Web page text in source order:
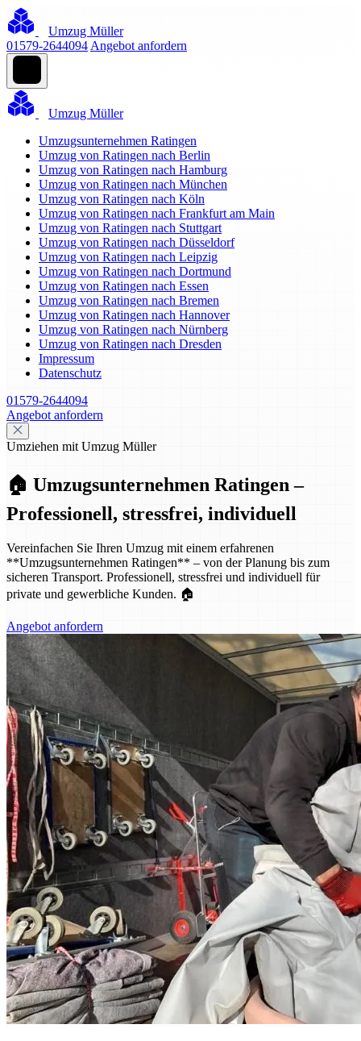
Umzug Müller
01579-2644094 Angebot anfordern
Umzug Müller
Umzugsunternehmen Ratingen
Umzug von Ratingen nach Berlin
Umzug von Ratingen nach Hamburg
Umzug von Ratingen nach München
Umzug von Ratingen nach Köln
Umzug von Ratingen nach Frankfurt am Main
Umzug von Ratingen nach Stuttgart
Umzug von Ratingen nach Düsseldorf
Umzug von Ratingen nach Leipzig
Umzug von Ratingen nach Dortmund
Umzug von Ratingen nach Essen
Umzug von Ratingen nach Bremen
Umzug von Ratingen nach Hannover
Umzug von Ratingen nach Nürnberg
Umzug von Ratingen nach Dresden
Impressum
Datenschutz
01579-2644094
Angebot anfordern
Umziehen mit Umzug Müller
🏠 Umzugsunternehmen Ratingen –
Professionell, stressfrei, individuell
Vereinfachen Sie Ihren Umzug mit einem erfahrenen
**Umzugsunternehmen Ratingen** – von der Planung bis zum
sicheren Transport. Professionell, stressfrei und individuell für
private und gewerbliche Kunden. 🏠
Angebot anfordern